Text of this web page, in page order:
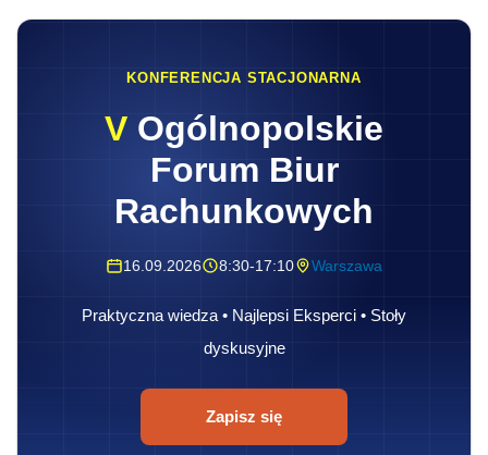
KONFERENCJA STACJONARNA
V Ogólnopolskie
Forum Biur
Rachunkowych
16.09.2026 8:30-17:10 Warszawa
Praktyczna wiedza • Najlepsi Eksperci • Stoły
dyskusyjne
Zapisz się